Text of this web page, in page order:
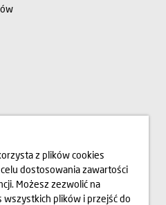
z plików cookies
dostosowania zawartości
Możesz zezwolić na
plików i przejść do